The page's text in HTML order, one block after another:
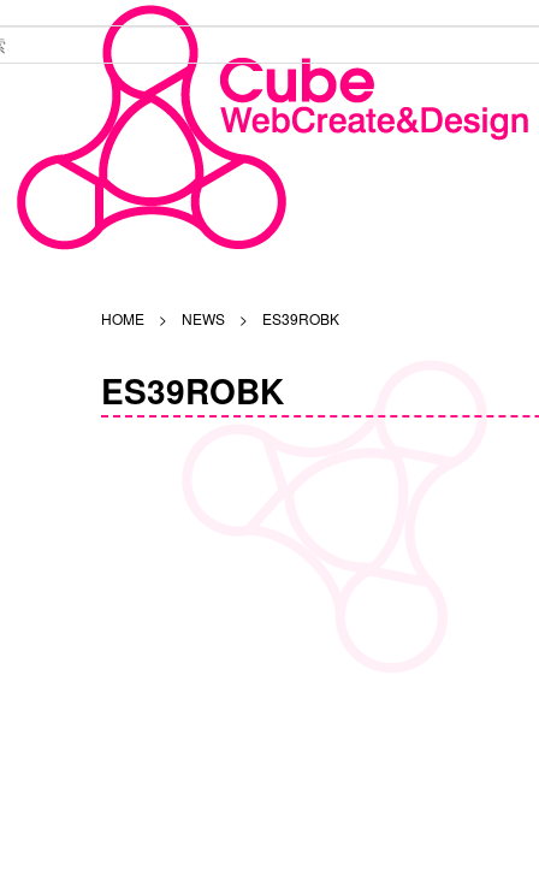
HOME > NEWS > ES39ROBK
ES39ROBK